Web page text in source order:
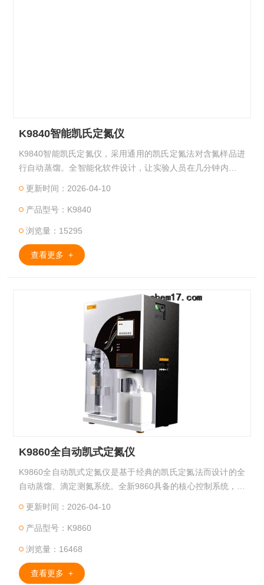
K9840智能凯氏定氮仪
K9840智能凯氏定氮仪，采用通用的凯氏定氮法对含氮样品进
行自动蒸馏。全智能化软件设计，让实验人员在几分钟内轻松
测。自动蒸馏、自动冷凝、自动淋洗系统使测量精度进一步提
更新时间：2026-04-10
产品型号：K9840
浏览量：15295
查看更多 +
K9860全自动凯式定氮仪
K9860全自动凯式定氮仪是基于经典的凯氏定氮法而设计的全
自动蒸馏、滴定测氮系统。全新9860具备的核心控制系统，以
的准确性。广泛应用于食品加工、饲料生产、烟草、畜牧、土
更新时间：2026-04-10
产品型号：K9860
浏览量：16468
查看更多 +